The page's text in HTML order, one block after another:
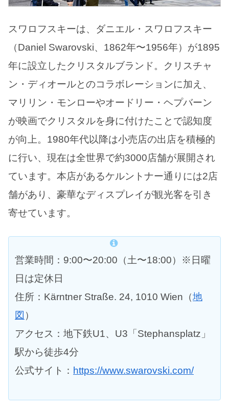
スワロフスキーは、ダニエル・スワロフスキー
（Daniel Swarovski、1862年〜1956年）が1895
年に設立したクリスタルブランド。クリスチャ
ン・ディオールとのコラボレーションに加え、
マリリン・モンローやオードリー・ヘプバーン
が映画でクリスタルを身に付けたことで認知度
が向上。1980年代以降は小売店の出店を積極的
に行い、現在は全世界で約3000店舗が展開され
ています。本店があるケルントナー通りには2店
舗があり、豪華なディスプレイが観光客を引き
寄せています。
営業時間：9:00〜20:00（土〜18:00）※日曜
日は定休日
住所：Kärntner Straße. 24, 1010 Wien（地
図 ）
アクセス：地下鉄U1、U3「Stephansplatz」
駅から徒歩4分
公式サイト： https://www.swarovski.com/